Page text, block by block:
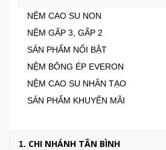
NỆM CAO SU NON
NỆM GẤP 3, GẤP 2
SẢN PHẨM NỔI BẬT
NỆM BÔNG ÉP EVERON
NỆM CAO SU NHÂN TẠO
SẢN PHẨM KHUYẾN MÃI
1. CHI NHÁNH TÂN BÌNH